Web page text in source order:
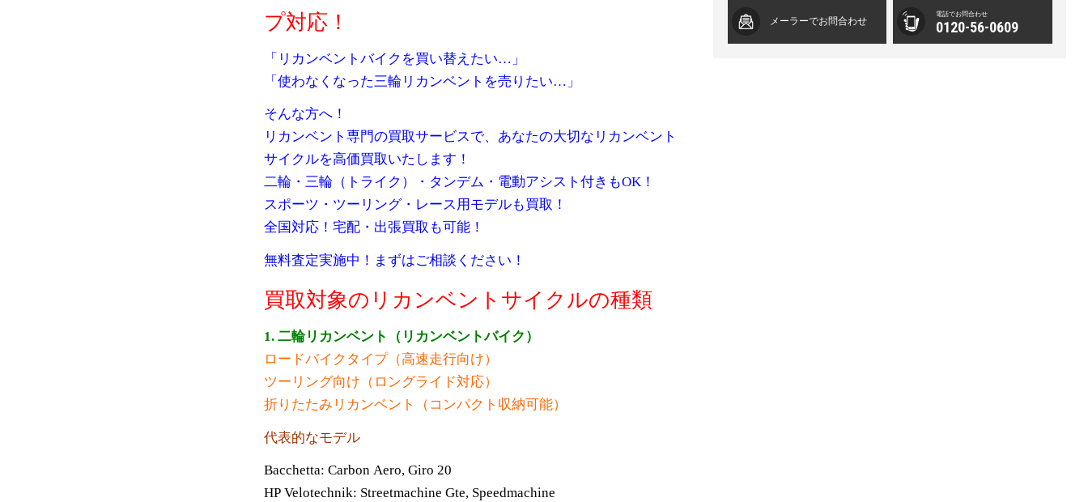
プ対応！
「リカンベントバイクを買い替えたい…」
「使わなくなった三輪リカンベントを売りたい…」
そんな方へ！
リカンベント専門の買取サービスで、あなたの大切なリカンベント
サイクルを高価買取いたします！
二輪・三輪（トライク）・タンデム・電動アシスト付きもOK！
スポーツ・ツーリング・レース用モデルも買取！
全国対応！宅配・出張買取も可能！
無料査定実施中！まずはご相談ください！
買取対象のリカンベントサイクルの種類
1. 二輪リカンベント（リカンベントバイク）
ロードバイクタイプ（高速走行向け）
ツーリング向け（ロングライド対応）
折りたたみリカンベント（コンパクト収納可能）
代表的なモデル
Bacchetta: Carbon Aero, Giro 20
HP Velotechnik: Streetmachine Gte, Speedmachine
メーラーでお問合わせ
電話でお問合わせ
0120-56-0609